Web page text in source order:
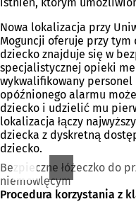
istnień, którym
Nowa lokalizacja przy
Moguncji oferuje przy
dziecko znajduje się w
specjalistycznej opieki
wykwalifikowany
opóźnionego alarmu
dziecko i udzielić mu
lokalizacja łączy
dziecka z dyskretną
dziecko.
Bezpieczne łóżeczko do
niemowlęcym
Procedura korzystania z